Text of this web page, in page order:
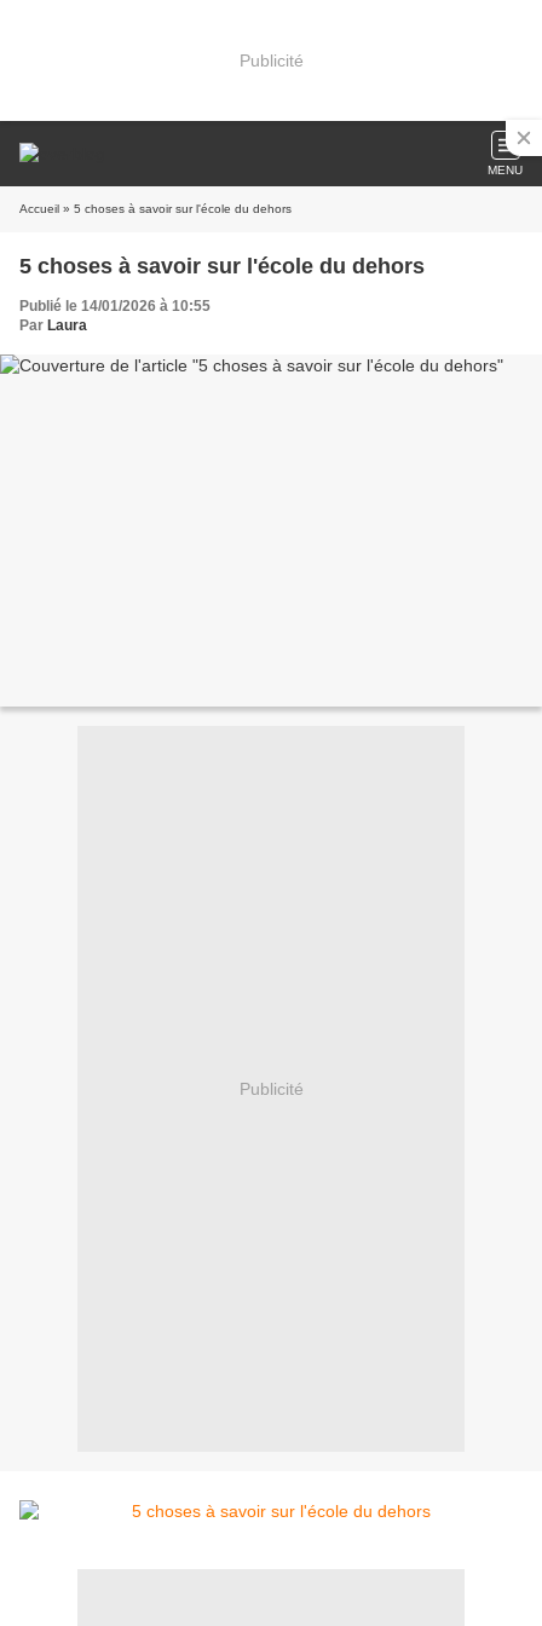
Publicité
MENU
Accueil » 5 choses à savoir sur l'école du dehors
5 choses à savoir sur l'école du dehors
Publié le 14/01/2026 à 10:55
Par Laura
Publicité